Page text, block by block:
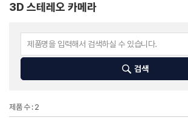
3D 스테레오 카메라
검색
제품 수 : 2